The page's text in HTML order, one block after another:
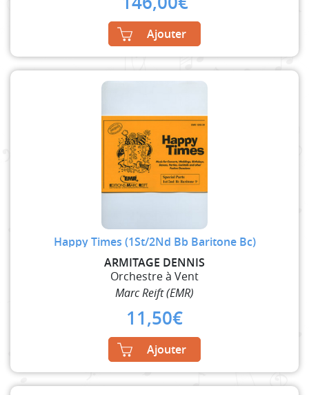
Ajouter
Happy Times (1St/2Nd Bb Baritone Bc)
ARMITAGE DENNIS
Orchestre à Vent
Marc Reift (EMR)
11,50€
Ajouter